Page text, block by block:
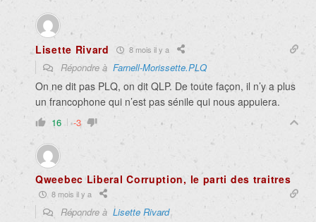
Lisette Rivard 8 mois il y a
Répondre à Farnell-Morissette.PLQ
On ne dit pas PLQ, on dit QLP. De toute façon, il n’y a plus
un francophone qui n’est pas sénile qui nous appuiera.
16 -3
Qweebec Liberal Corruption, le parti des traitres
8 mois il y a
Répondre à Lisette Rivard